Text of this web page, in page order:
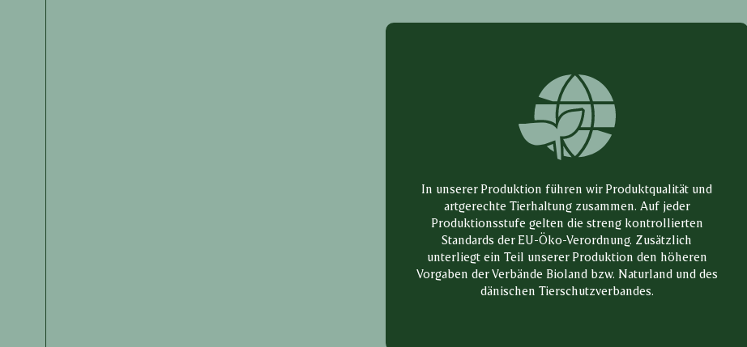
In unserer Produktion führen wir Produktqualität und
artgerechte Tierhaltung zusammen. Auf jeder
Produktionsstufe gelten die streng kontrollierten
Standards der EU-Öko-Verordnung. Zusätzlich
unterliegt ein Teil unserer Produktion den höheren
Vorgaben der Verbände Bioland bzw. Naturland und des
dänischen Tierschutzverbandes.